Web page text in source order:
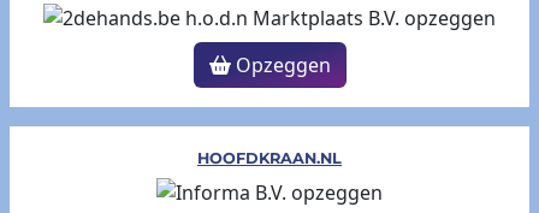
Opzeggen
HOOFDKRAAN.NL